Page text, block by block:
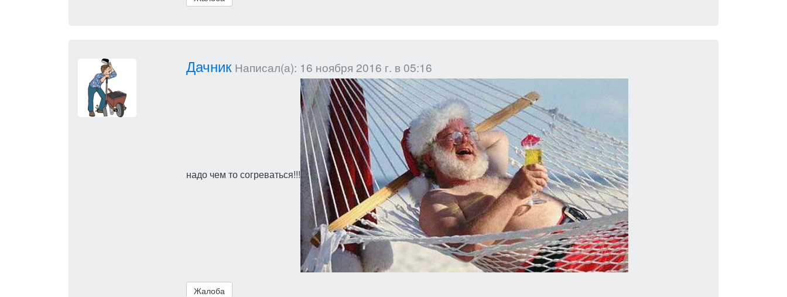
ДачникНаписал(а): 16 ноября 2016 г. в 05:16
надо чем то согреваться!!!
Жалоба